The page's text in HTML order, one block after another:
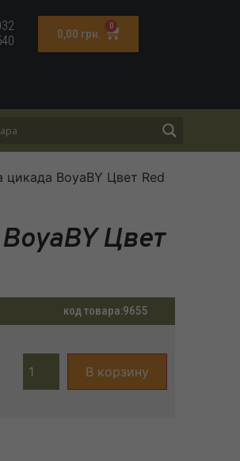
0,00 грн.
0
цикада BoyaBY Цвет Red
Цвет
код товара:9655
В корзину